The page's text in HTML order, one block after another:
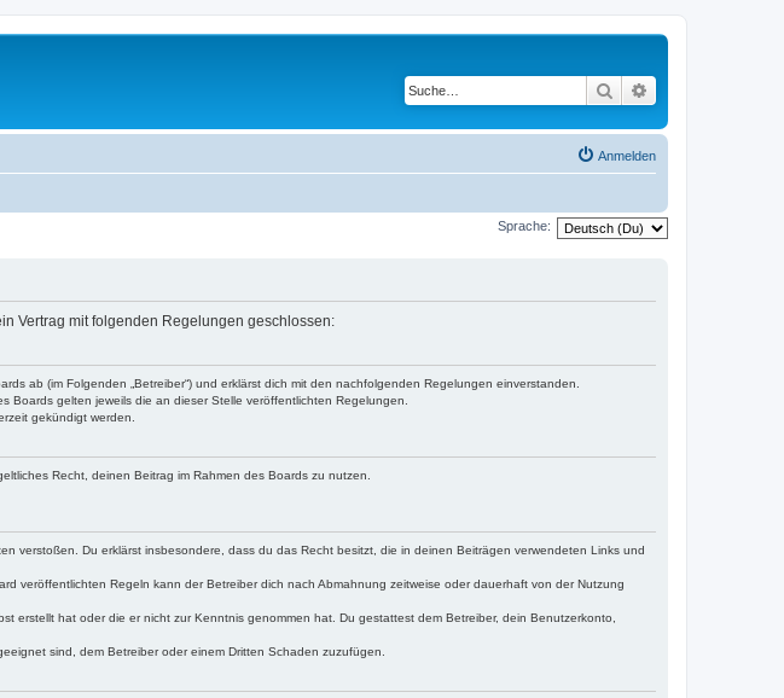
Suche
Anmelden
Sprache:
Vertrag mit folgenden Regelungen geschlossen:
ab (im Folgenden „Betreiber“) und erklärst dich mit den nachfolgenden Regelungen einverstanden.
gelten jeweils die an dieser Stelle veröffentlichten Regelungen.
gekündigt werden.
Recht, deinen Beitrag im Rahmen des Boards zu nutzen.
verstoßen. Du erklärst insbesondere, dass du das Recht besitzt, die in deinen Beiträgen verwendeten Links und
veröffentlichten Regeln kann der Betreiber dich nach Abmahnung zeitweise oder dauerhaft von der Nutzung
erstellt hat oder die er nicht zur Kenntnis genommen hat. Du gestattest dem Betreiber, dein Benutzerkonto,
sind, dem Betreiber oder einem Dritten Schaden zuzufügen.